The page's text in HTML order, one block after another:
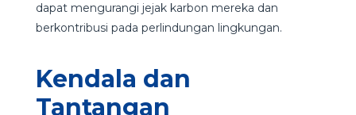
dapat mengurangi jejak karbon mereka dan
berkontribusi pada perlindungan lingkungan.
Kendala dan
Tantangan